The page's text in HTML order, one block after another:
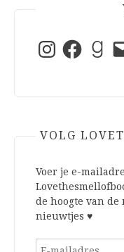
InstagramFacebook
E-
VOLG
Voer je e-
de hoogte van de
nieuwtjes ♥
E-